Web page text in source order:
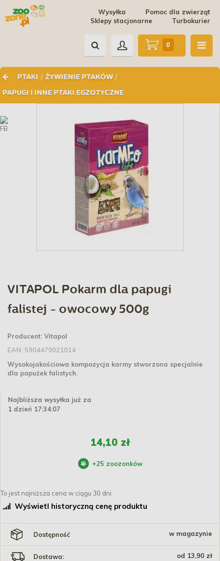
Pomoc dla zwierząt
Wysyłka
Turbokurier
Sklepy stacjonarne
PTAKI / ŻYWIENIE PTAKÓW /
PAPUGI I INNE PTAKI EGZOTYCZNE
0
VITAPOL Pokarm dla papugi
falistej - owocowy 500g
Producent: Vitapol
EAN: 5904479021014
Wysokojakościowa kompozycja karmy stworzona specjalnie
dla papużek falistych.
Najbliższa wysyłka już za
1 dzień 17:34:07
14,10 zł
+25 zoozonków
To jest najniższa cena w ciągu 30 dni
Wyświetl historyczną cenę produktu
Dostępność w magazynie
Dostawa: od 13,90 zł